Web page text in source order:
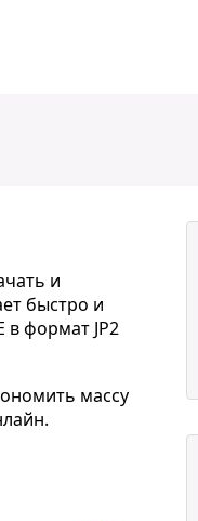
и
быстро и
в формат JP2
массу